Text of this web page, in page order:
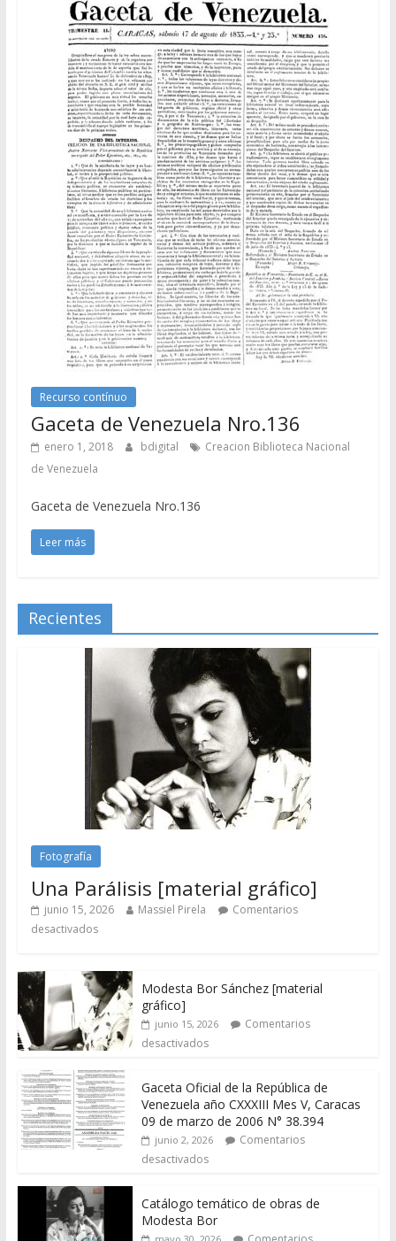
Recurso contínuo
Gaceta de Venezuela Nro.136
enero 1, 2018 bdigital
Creacion Biblioteca Nacional
de Venezuela
Gaceta de Venezuela Nro.136
Leer más
Recientes
Fotografía
Una Parálisis [material gráfico]
junio 15, 2026 Massiel Pirela
Comentarios
desactivados
Modesta Bor Sánchez [material
gráfico]
junio 15, 2026
Comentarios
desactivados
Gaceta Oficial de la República de
Venezuela año CXXXIII Mes V, Caracas
09 de marzo de 2006 N° 38.394
junio 2, 2026
Comentarios
desactivados
Catálogo temático de obras de
Modesta Bor